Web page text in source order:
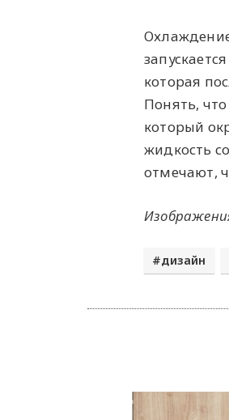
которая
Понять,
который
жидкость
отмечают,
дизайн